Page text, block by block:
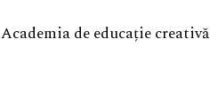
Academia de educație creativă